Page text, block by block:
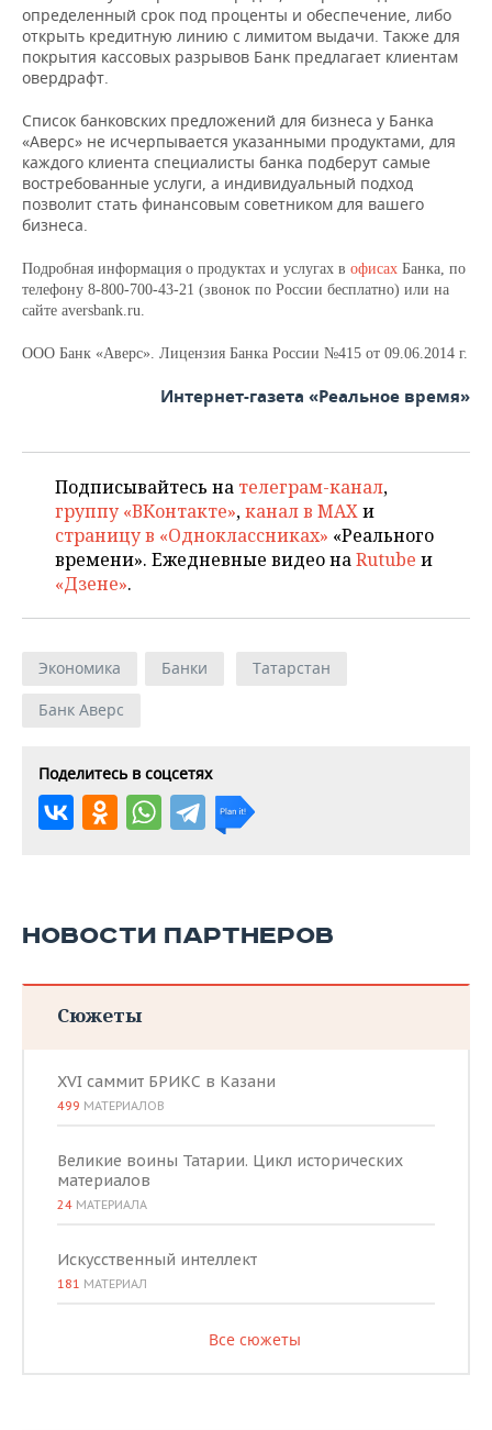
определенный срок под проценты и обеспечение, либо
открыть кредитную линию с лимитом выдачи. Также для
покрытия кассовых разрывов Банк предлагает клиентам
овердрафт.
Список банковских предложений для бизнеса у Банка
«Аверс» не исчерпывается указанными продуктами, для
каждого клиента специалисты банка подберут самые
востребованные услуги, а индивидуальный подход
позволит стать финансовым советником для вашего
бизнеса.
Подробная информация о продуктах и услугах в офисах Банка, по
телефону 8-800-700-43-21 (звонок по России бесплатно) или на
сайте aversbank.ru.
ООО Банк «Аверс». Лицензия Банка России №415 от 09.06.2014 г.
Интернет-газета «Реальное время»
Подписывайтесь на телеграм-канал,
группу «ВКонтакте»,канал в MAXи
страницу в «Одноклассниках» «Реального
времени». Ежедневные видео наRutube и
«Дзене».
Экономика Банки
Татарстан
Банк Аверс
Поделитесь в соцсетях
НОВОСТИ ПАРТНЕРОВ
Сюжеты
XVI саммит БРИКС в Казани
499 МАТЕРИАЛОВ
Великие воины Татарии. Цикл исторических
материалов
24 МАТЕРИАЛА
Искусственный интеллект
181 МАТЕРИАЛ
Все сюжеты